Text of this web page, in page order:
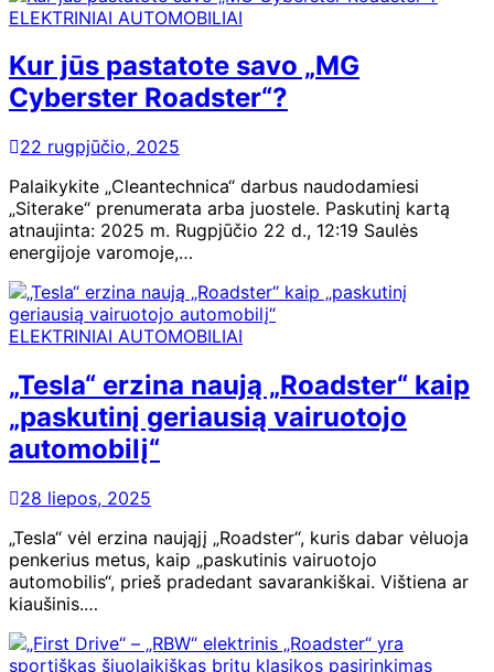
ELEKTRINIAI AUTOMOBILIAI
Kur jūs pastatote savo „MG
Cyberster Roadster“?
22 rugpjūčio, 2025
Palaikykite „Cleantechnica“ darbus naudodamiesi
„Siterake“ prenumerata arba juostele. Paskutinį kartą
atnaujinta: 2025 m. Rugpjūčio 22 d., 12:19 Saulės
energijoje varomoje,…
ELEKTRINIAI AUTOMOBILIAI
„Tesla“ erzina naują „Roadster“ kaip
„paskutinį geriausią vairuotojo
automobilį“
28 liepos, 2025
„Tesla“ vėl erzina naująjį „Roadster“, kuris dabar vėluoja
penkerius metus, kaip „paskutinis vairuotojo
automobilis“, prieš pradedant savarankiškai. Vištiena ar
kiaušinis.…